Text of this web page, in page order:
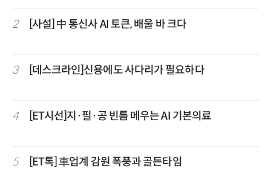
2 [사설] 中 통신사 AI 토큰, 배울 바 크다
3 [데스크라인]신용에도 사다리가 필요하다
4 [ET시선]지·필·공 빈틈 메우는 AI 기본의료
5 [ET톡] 車업계 감원 폭풍과 골든타임